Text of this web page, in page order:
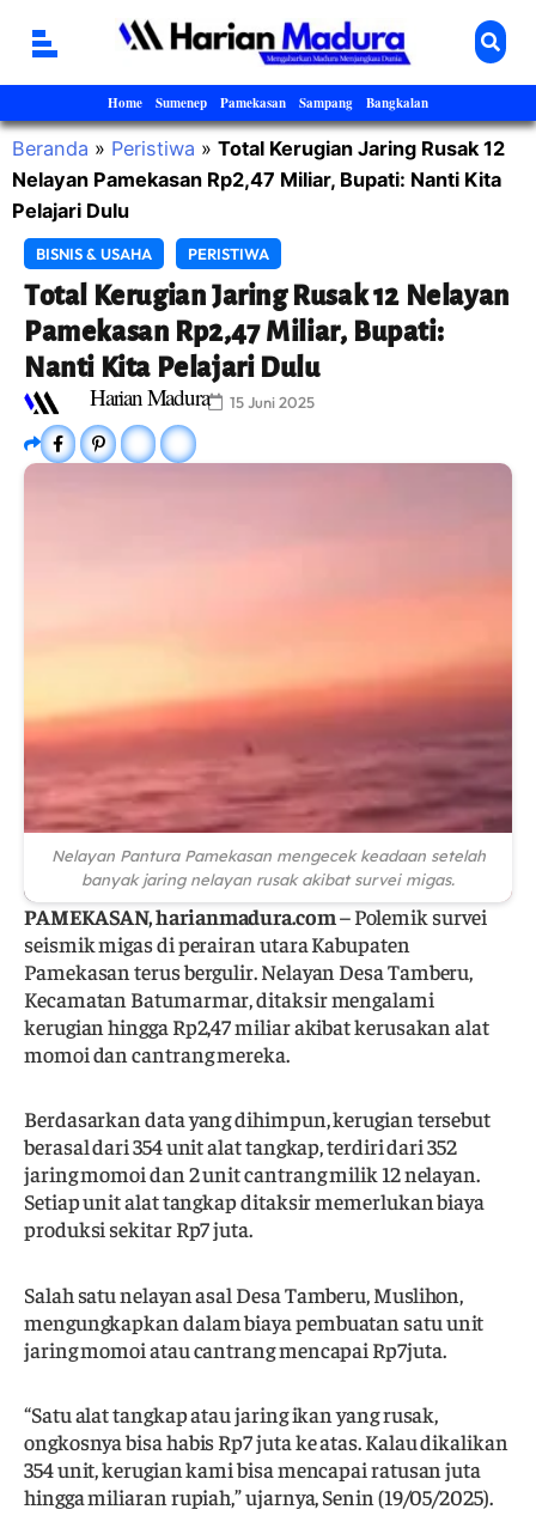
Home Sumenep Pamekasan Sampang Bangkalan
Beranda » Peristiwa » Total Kerugian Jaring Rusak 12
Nelayan Pamekasan Rp2,47 Miliar, Bupati: Nanti Kita
Pelajari Dulu
BISNIS & USAHA PERISTIWA
Total Kerugian Jaring Rusak 12 Nelayan
Pamekasan Rp2,47 Miliar, Bupati:
Nanti Kita Pelajari Dulu
15 Juni 2025
Harian Madura
Nelayan Pantura Pamekasan mengecek keadaan setelah
banyak jaring nelayan rusak akibat survei migas.
PAMEKASAN, harianmadura.com– Polemik survei
seismik migas di perairan utara Kabupaten
Pamekasan terus bergulir. Nelayan Desa Tamberu,
Kecamatan Batumarmar, ditaksir mengalami
kerugian hingga Rp2,47 miliar akibat kerusakan alat
momoi dan cantrang mereka.
Berdasarkan data yang dihimpun, kerugian tersebut
berasal dari 354 unit alat tangkap, terdiri dari 352
jaring momoi dan 2 unit cantrang milik 12 nelayan.
Setiap unit alat tangkap ditaksir memerlukan biaya
produksi sekitar Rp7 juta.
Salah satu nelayan asal Desa Tamberu, Muslihon,
mengungkapkan dalam biaya pembuatan satu unit
jaring momoi atau cantrang mencapai Rp7juta.
“Satu alat tangkap atau jaring ikan yang rusak,
ongkosnya bisa habis Rp7 juta ke atas. Kalau dikalikan
354 unit, kerugian kami bisa mencapai ratusan juta
hingga miliaran rupiah,” ujarnya, Senin (19/05/2025).